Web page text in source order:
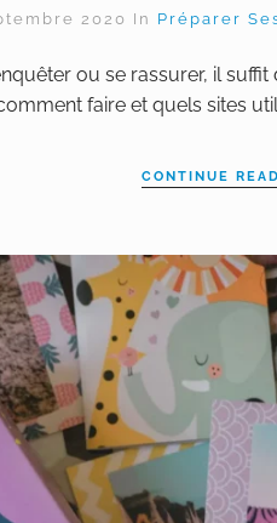
2020 In Préparer
ou se rassurer, il
faire et quels sites
CONTINUE